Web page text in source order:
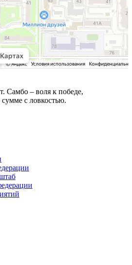
Самбо – воля к победе,
с ловкостью.